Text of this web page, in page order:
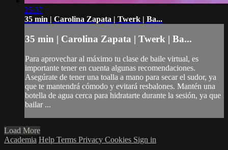
25:37
35 min | Carolina Zapata | Twerk | Ba...
35 min | Carolina Zapata | Twerk | Ba...
Para aprovechar al máximo tu clase de baile virtual, es
importante tener en cuenta algunas recomendaciones.
Asegúrate de tener una toalla a mano para secar el sudor, ya
que te mantendrá cómodo y evitará resbalones. Mantén una
botella de agua cerca para hidratarte durante la sesión, ya que
bailar ...
Load More
Academia Help Terms Privacy Cookies Sign in